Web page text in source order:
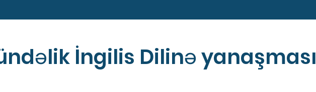
İngilis Dilinə yanaşması